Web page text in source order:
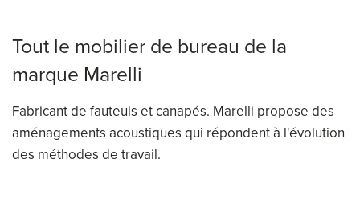
Tout le mobilier de bureau de la
marque Marelli
Fabricant de fauteuis et canapés. Marelli propose des
aménagements acoustiques qui répondent à l'évolution
des méthodes de travail.